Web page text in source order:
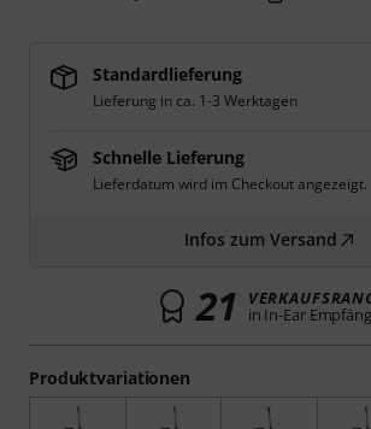
Produktvariationen
Standardlieferung
Lieferung in ca. 1-3 Werktagen
Schnelle Lieferung
Lieferdatum wird im Checkout angezeigt.
Infos zum Versand
21 in In-Ear